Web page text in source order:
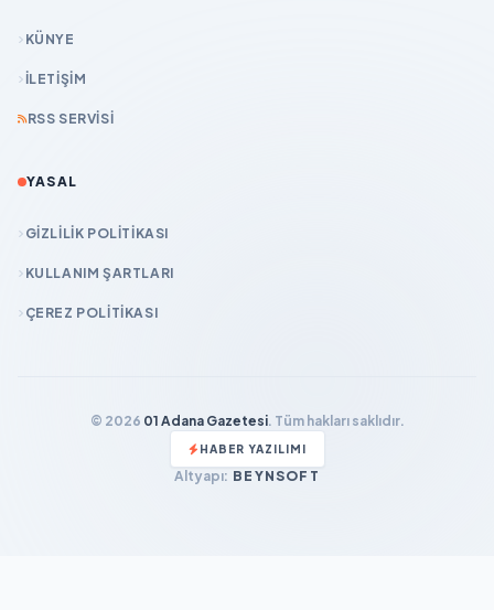
KÜNYE
İLETIŞIM
RSS SERVISI
YASAL
GIZLILIK POLITIKASI
KULLANIM ŞARTLARI
ÇEREZ POLITIKASI
© 2026 01 Adana Gazetesi. Tüm hakları saklıdır.
HABER YAZILIMI
Altyapı: BEYNSOFT